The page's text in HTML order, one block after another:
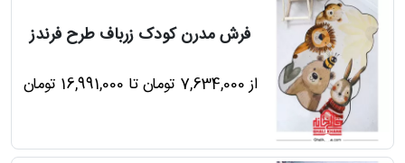
فرش مدرن کودک زرباف طرح فرندز
از 7,634,000 تومان تا 16,991,000 تومان